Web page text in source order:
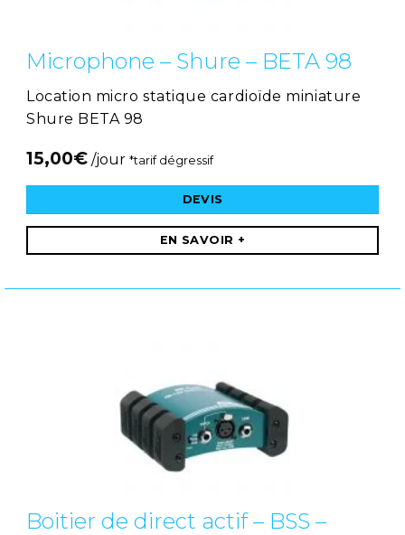
Microphone – Shure – BETA 98
Location micro statique cardioïde miniature
Shure BETA 98
15,00€ /jour *tarif dégressif
DEVIS
EN SAVOIR +
Boitier de direct actif – BSS –